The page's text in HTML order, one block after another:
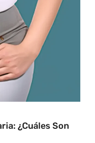
¿Cuáles Son